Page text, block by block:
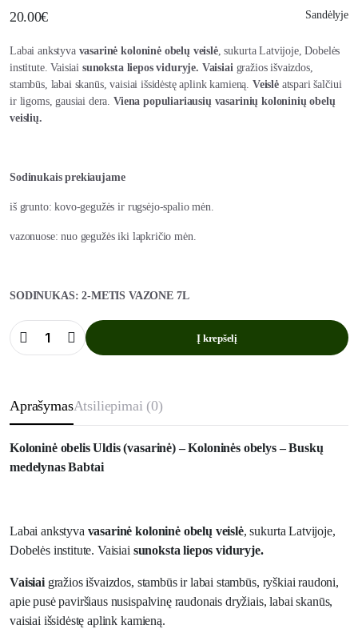
20.00€ Sandėlyje
Labai ankstyva vasarinė koloninė obelų veislė, sukurta Latvijoje, Dobelės
institute. Vaisiai sunoksta liepos viduryje. Vaisiaigražios išvaizdos,
stambūs, labai skanūs, vaisiai išsidėstę aplink kamieną. Veislėatspari šalčiui
ir ligoms, gausiai dera. Viena populiariausių vasarinių koloninių obelų
veislių.
Sodinukais prekiaujame
iš grunto: kovo-gegužės ir rugsėjo-spalio mėn.
vazonuose: nuo gegužės iki lapkričio mėn.
SODINUKAS: 2-METIS VAZONE 7L
Koloninė
obelis
Į krepšelį
AprašymasAtsiliepimai (0)
Koloninė obelis Uldis (vasarinė) – Koloninės obelys – Buskų
medelynas Babtai
Labai ankstyva vasarinė koloninė obelų veislė, sukurta Latvijoje,
Dobelės institute. Vaisiai sunoksta liepos viduryje.
Vaisiaigražios išvaizdos, stambūs ir labai stambūs, ryškiai raudoni,
apie pusė paviršiaus nusispalvinę raudonais dryžiais, labai skanūs,
vaisiai išsidėstę aplink kamieną.